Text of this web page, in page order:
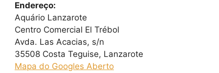
Endereço:
Aquário Lanzarote
Centro Comercial El Trébol
Avda. Las Acacias, s/n
35508 Costa Teguise, Lanzarote
Mapa do Googles Aberto